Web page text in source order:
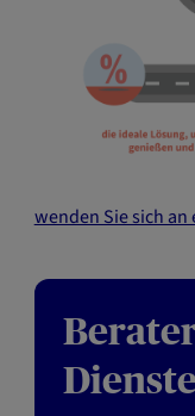
wenden Sie sich